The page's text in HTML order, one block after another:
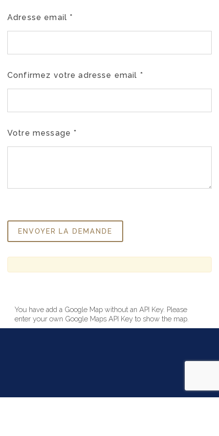
Adresse email *
Confirmez votre adresse email *
Votre message *
You have add a Google Map without an API Key. Please
enter your own Google Maps API Key to show the map.